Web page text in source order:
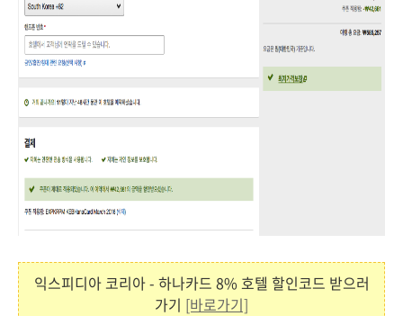
익스피디아 코리아 - 하나카드 8% 호텔 할인코드 받으러
가기 [바로가기]